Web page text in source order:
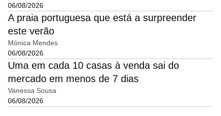
06/08/2026
A praia portuguesa que está a surpreender
este verão
Mónica Mendes
06/08/2026
Uma em cada 10 casas à venda sai do
mercado em menos de 7 dias
Vanessa Sousa
06/08/2026